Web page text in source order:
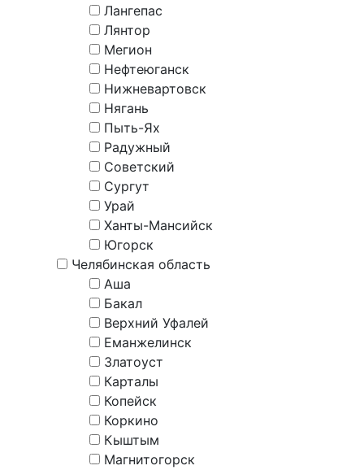
Лангепас
Лянтор
Мегион
Нефтеюганск
Нижневартовск
Нягань
Пыть-Ях
Радужный
Советский
Сургут
Урай
Ханты-Мансийск
Югорск
Челябинская область
Аша
Бакал
Верхний Уфалей
Еманжелинск
Златоуст
Карталы
Копейск
Коркино
Кыштым
Магнитогорск